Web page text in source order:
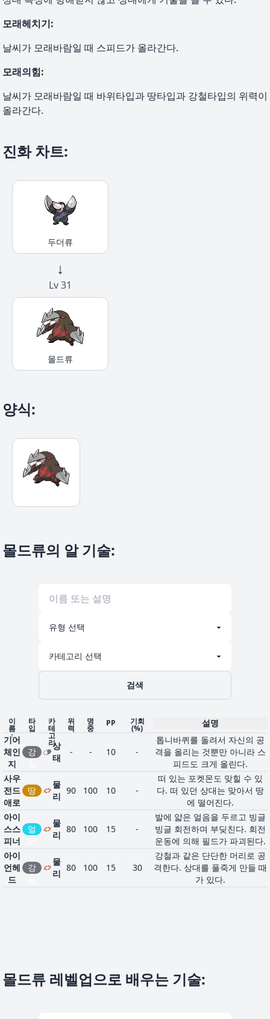
모래헤치기:
날씨가 모래바람일 때 스피드가 올라간다.
모래의힘:
날씨가 모래바람일 때 바위타입과 땅타입과 강철타입의 위력이
올라간다.
진화 차트:
두더류
↓
Lv 31
몰드류
양식:
몰드류의 알 기술:
검색
이
름
↑
타
입
카
테
고
리
위
력
명
중
PP 기회
(%)
설명
기어
체인
지
강
상
태
- - 10 -
톱니바퀴를 돌려서 자신의 공
격을 올리는 것뿐만 아니라 스
피드도 크게 올린다.
사우
전드
애로
땅
물
리
90 100 10 -
떠 있는 포켓몬도 맞힐 수 있
다. 떠 있던 상대는 맞아서 땅
에 떨어진다.
아이
스스
피너
얼
물
리
80 100 15 -
발에 얇은 얼음을 두르고 빙글
빙글 회전하며 부딪친다. 회전
운동에 의해 필드가 파괴된다.
아이
언헤
드
강
물
리
80 100 15 30
강철과 같은 단단한 머리로 공
격한다. 상대를 풀죽게 만들 때
가 있다.
몰드류 레벨업으로 배우는 기술: